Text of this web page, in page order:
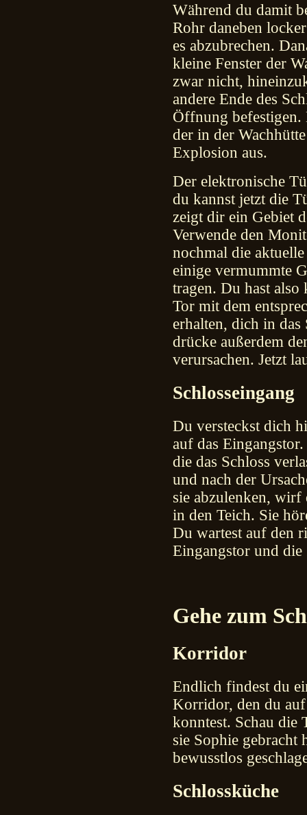
Während du damit
Rohr daneben
es abzubrechen.
kleine Fenster der
zwar nicht,
andere Ende des
Öffnung befestigen.
der in der
Explosion aus.
Der elektronische
du kannst jetzt die
zeigt dir ein Gebiet
Verwende den
nochmal die
einige vermummte
tragen. Du hast
Tor mit dem
erhalten, dich in das
drücke außerdem
verursachen. Jetzt
Schlosseingang
Du versteckst dich
auf das
die das Schloss
und nach der
sie abzulenken, wirf
in den Teich. Sie
Du wartest auf den
Eingangstor und die
Gehe zum
Korridor
Endlich findest du
Korridor, den du
konntest. Schau die
sie Sophie
bewusstlos
Schlossküche